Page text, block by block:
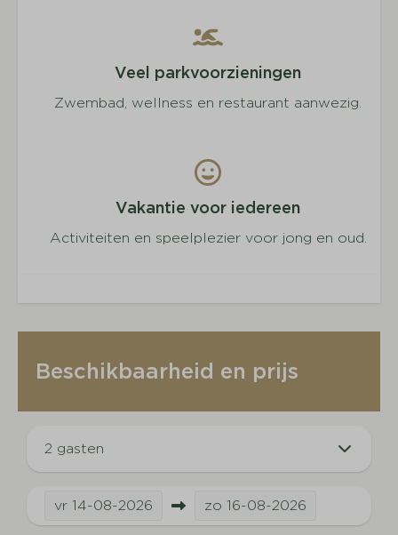
Veel parkvoorzieningen
Zwembad, wellness en restaurant aanwezig.
Vakantie voor iedereen
Activiteiten en speelplezier voor jong en oud.
Beschikbaarheid en prijs
2 gasten
vr 14-08-2026 zo 16-08-2026